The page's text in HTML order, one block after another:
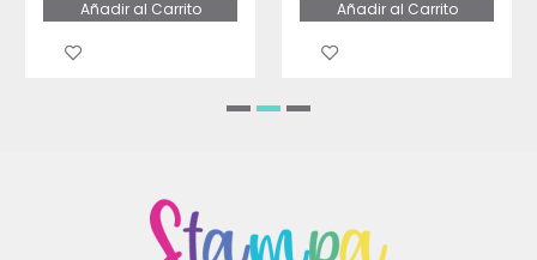
Añadir al Carrito Añadir al Carrito